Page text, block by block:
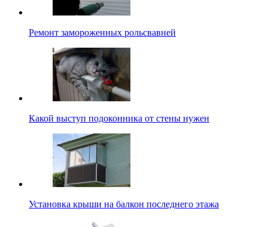
Ремонт замороженных рольсвавней
Какой выступ подоконника от стены нужен
Установка крыши на балкон последнего этажа